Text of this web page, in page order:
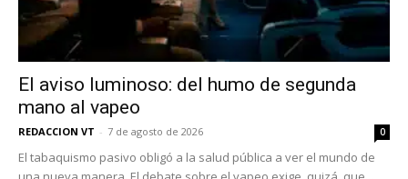
No te pierdas de las
últimas noticias
Suscríbete a nuestro boletín diario y
recibe todas las noticias del vapeo y la
electrónico.
El aviso luminoso: del humo de segunda
mano al vapeo
REDACCION VT - 7 de agosto de 2026 0
El tabaquismo pasivo obligó a la salud pública a ver el mundo de